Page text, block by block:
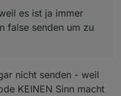
es ist ja immer
false senden um zu
nicht senden - weil
KEINEN Sinn macht